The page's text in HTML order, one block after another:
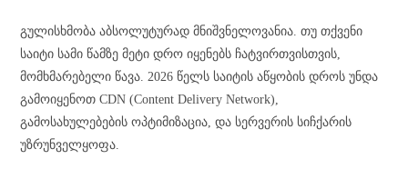
გულისხმობა აბსოლუტურად მნიშვნელოვანია. თუ თქვენი
საიტი სამი წამზე მეტი დრო იყენებს ჩატვირთვისთვის,
მომხმარებელი წავა. 2026 წელს საიტის აწყობის დროს უნდა
გამოიყენოთ CDN (Content Delivery Network),
გამოსახულებების ოპტიმიზაცია, და სერვერის სიჩქარის
უზრუნველყოფა.